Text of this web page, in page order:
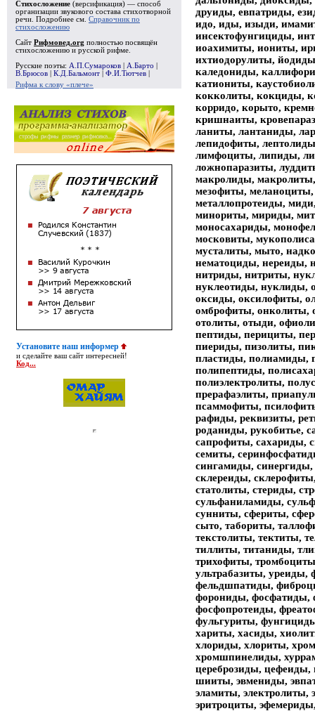
Стихосложение (версификация) — способ
организации звукового состава стихотворной
речи. Подробнее см. Справочник по
стихосложению
Сайт Рифмовед.org полностью посвящён
стихосложению и русской рифме.
Русские поэты: А.П.Сумароков А.Барто
В.Брюсов
К.Д.Бальмонт Ф.И.Тютчев
Рифма к слову «плече»
Установите наш информер
и сделайте ваш сайт интересней!
Код...
друиды, евпатриды,
идо, иды, изыди,
инсектофунгициды,
иоахимиты, иониты,
ихтиодорулиты,
каледониды,
катиониты,
кокколиты, кокциды,
корридо, корыто,
кришнаиты,
ланиты, лантаниды,
лепидофиты,
лимфоциты, липиды,
ложнопаразиты,
макролиды,
мезофиты,
металлопротеиды,
минориты, мириды,
моносахариды,
московиты,
мусталиты, мыто,
нематоциды, нереиды,
нитриды, нитриты,
нуклеотиды, нуклиды,
оксиды, оксилофиты,
омброфиты, онколиты,
отолиты, отыди,
пептиды, перициты,
пиериды, пизолиты,
пластиды, полиамиды,
полипептиды,
полиэлектролиты,
прерафаэлиты,
псаммофиты,
рафиды, реквизиты,
роданиды, рукобитье,
сапрофиты, сахариды,
семиты,
сингамиды,
склереиды,
статолиты, стериды,
сульфаниламиды,
сунниты, сфериты,
сыто, табориты,
текстолиты, тектиты,
тиллиты, титаниды,
трихофиты,
ультрабазиты,
фельдшпатиды,
форониды,
фосфопротеиды,
фульгуриты,
хариты, хасиды,
хлориды, хлориты,
хромшпинелиды,
цереброзиды,
шииты, эвмениды,
эламиты, электролиты,
эритроциты,